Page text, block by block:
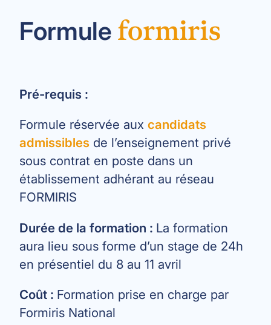
Formule formiris
Pré-requis :
Formule réservée aux candidats
admissibles de l’enseignement privé
sous contrat en poste dans un
établissement adhérant au réseau
FORMIRIS
Durée de la formation : La formation
aura lieu sous forme d’un stage de 24h
en présentiel du 8 au 11 avril
Coût : Formation prise en charge par
Formiris National